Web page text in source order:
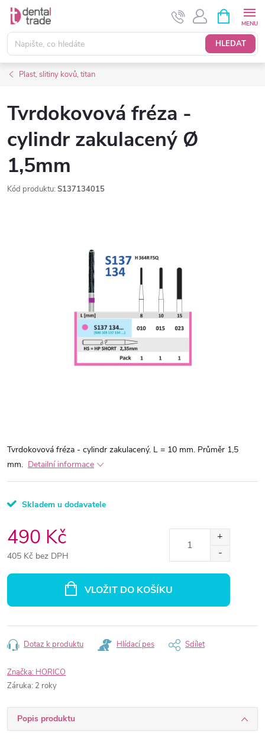
Přejít
obsah
HLEDAT
NÁKUPNÍ
KOŠÍK
Plast, slitiny kovů, titan
Tvrdokovová fréza -
cylindr zakulacený Ø
1,5mm
Kód produktu: S137134015
Tvrdokovová fréza - cylindr zakulacený. L = 10 mm. Průměr 1,5
mm. Detailní informace
Skladem u dodavatele
490 Kč
405 Kč bez DPH
VLOŽIT DO KOŠÍKU
Dotaz k produktu Hlídací pes Sdílet
Značka: HORICO
Záruka: 2 roky
Popis produktu